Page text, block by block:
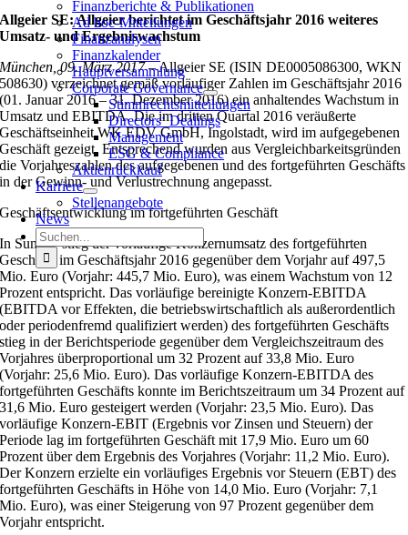
Finanzberichte & Publikationen
Ad hoc-Mitteilungen
Finanzanalysen
Finanzkalender
Hauptversammlung
Corporate Governance
Stimmrechtsmitteilungen
Directors‘ Dealings
Management
ESG & Compliance
Aktienrückkauf
Karriere
Stellenangebote
News
Suche
nach:
Allgeier SE: Allgeier berichtet im Geschäftsjahr 2016 weiteres
Umsatz- und Ergebniswachstum
München, 09. März 2017 –Allgeier SE (ISIN DE0005086300, WKN
508630) verzeichnet gemäß vorläufiger Zahlen im Geschäftsjahr 2016
(01. Januar 2016 – 31. Dezember 2016) ein anhaltendes Wachstum in
Umsatz und EBITDA. Die im dritten Quartal 2016 veräußerte
Geschäftseinheit WK EDV GmbH, Ingolstadt, wird im aufgegebenen
Geschäft gezeigt. Entsprechend wurden aus Vergleichbarkeitsgründen
die Vorjahreszahlen des aufgegebenen und des fortgeführten Geschäfts
in der Gewinn- und Verlustrechnung angepasst.
Geschäftsentwicklung im fortgeführten Geschäft
In Summe stieg der vorläufige Konzernumsatz des fortgeführten
Geschäfts im Geschäftsjahr 2016 gegenüber dem Vorjahr auf 497,5
Mio. Euro (Vorjahr: 445,7 Mio. Euro), was einem Wachstum von 12
Prozent entspricht. Das vorläufige bereinigte Konzern-EBITDA
(EBITDA vor Effekten, die betriebswirtschaftlich als außerordentlich
oder periodenfremd qualifiziert werden) des fortgeführten Geschäfts
stieg in der Berichtsperiode gegenüber dem Vergleichszeitraum des
Vorjahres überproportional um 32 Prozent auf 33,8 Mio. Euro
(Vorjahr: 25,6 Mio. Euro). Das vorläufige Konzern-EBITDA des
fortgeführten Geschäfts konnte im Berichtszeitraum um 34 Prozent auf
31,6 Mio. Euro gesteigert werden (Vorjahr: 23,5 Mio. Euro). Das
vorläufige Konzern-EBIT (Ergebnis vor Zinsen und Steuern) der
Periode lag im fortgeführten Geschäft mit 17,9 Mio. Euro um 60
Prozent über dem Ergebnis des Vorjahres (Vorjahr: 11,2 Mio. Euro).
Der Konzern erzielte ein vorläufiges Ergebnis vor Steuern (EBT) des
fortgeführten Geschäfts in Höhe von 14,0 Mio. Euro (Vorjahr: 7,1
Mio. Euro), was einer Steigerung von 97 Prozent gegenüber dem
Vorjahr entspricht.